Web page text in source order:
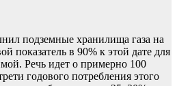
подземные хранилища газа на
показатель в 90% к этой дате для
Речь идет о примерно 100
годового потребления этого